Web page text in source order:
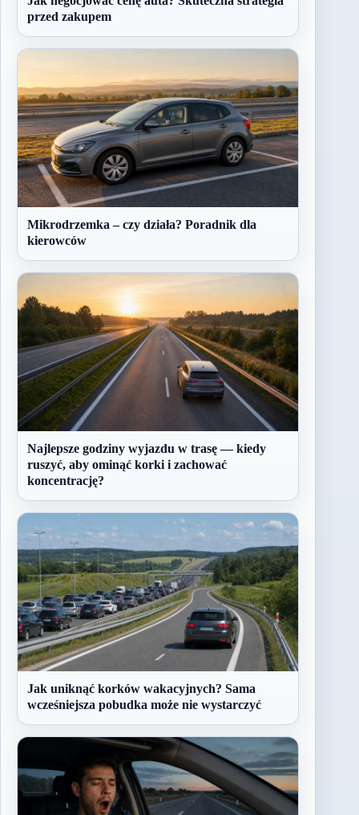
przed zakupem
Mikrodrzemka – czy działa? Poradnik dla
kierowców
Najlepsze godziny wyjazdu w trasę — kiedy
ruszyć, aby ominąć korki i zachować
koncentrację?
Jak uniknąć korków wakacyjnych? Sama
wcześniejsza pobudka może nie wystarczyć